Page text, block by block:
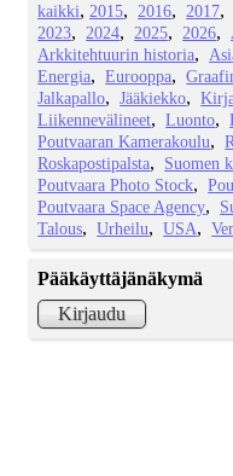
kaikki 2015 2016 2017
2023
2024 2025 2026
Arkkitehtuurin historia
Energia
Eurooppa
Jalkapallo
Jääkiekko
Liikennevälineet
Luonto
Poutvaaran Kamerakoulu
Roskapostipalsta
Suomen
Poutvaara Photo Stock
Poutvaara Space Agency
Talous
Urheilu USA
Pääkäyttäjänäkymä
Kirjaudu